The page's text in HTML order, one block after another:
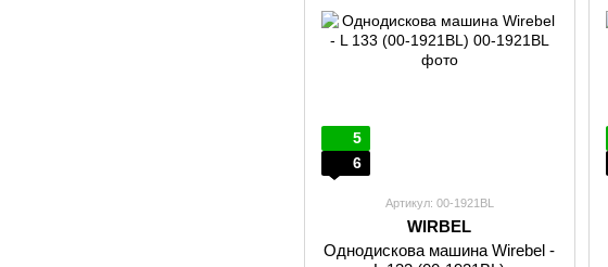
5
6
Артикул: 00-1921BL
WIRBEL
Однодискова машина Wirebel -